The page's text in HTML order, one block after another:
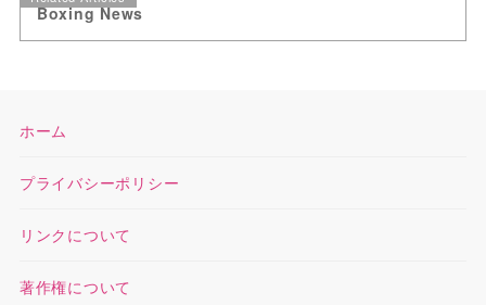
Boxing News
ホーム
プライバシーポリシー
リンクについて
著作権について